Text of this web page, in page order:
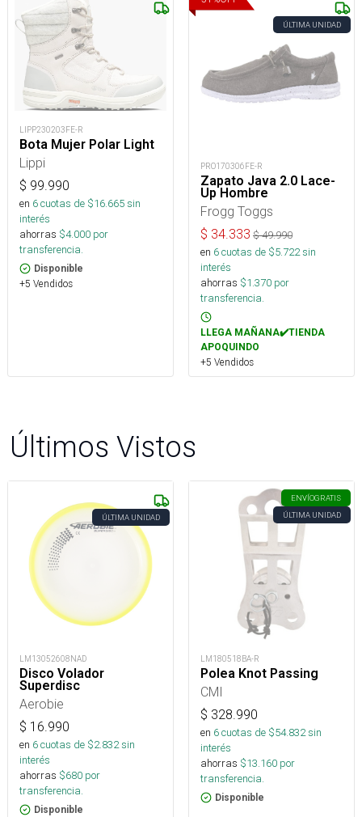
LIPP230203FE-R
Bota Mujer Polar Light
Lippi
$ 99.990
en 6cuotas de $16.665sin
interés
ahorras $4.000 por
transferencia.
Disponible
+5 Vendidos
ÚLTIMA UNIDAD
PRO170306FE-R
Zapato Java 2.0 Lace-
Up Hombre
Frogg Toggs
$ 34.333 $49.990
en 6cuotas de $5.722sin
interés
ahorras $1.370 por
transferencia.
LLEGA MAÑANA✔️TIENDA
APOQUINDO
+5 Vendidos
Últimos Vistos
ÚLTIMA UNIDAD
LM13052608NAD
Disco Volador
Superdisc
Aerobie
$ 16.990
en 6cuotas de $2.832sin
interés
ahorras $680 por
transferencia.
Disponible
ENVÍOGRATIS
ÚLTIMA UNIDAD
LM180518BA-R
Polea Knot Passing
CMI
$ 328.990
en 6cuotas de $54.832sin
interés
ahorras $13.160 por
transferencia.
Disponible